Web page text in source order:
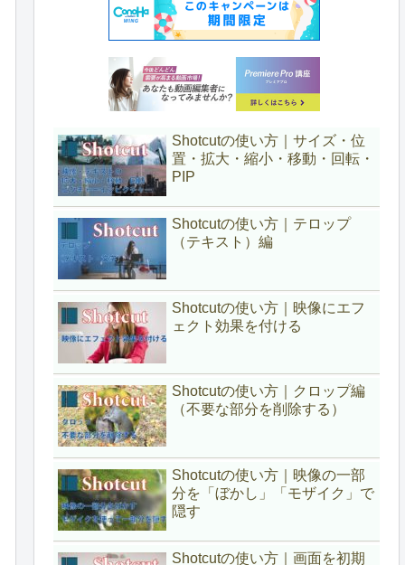
Shotcutの使い方｜サイズ・位
置・拡大・縮小・移動・回転・
PIP
Shotcutの使い方｜テロップ
（テキスト）編
Shotcutの使い方｜映像にエフ
ェクト効果を付ける
Shotcutの使い方｜クロップ編
（不要な部分を削除する）
Shotcutの使い方｜映像の一部
分を「ぼかし」「モザイク」で
隠す
Shotcutの使い方｜画面を初期